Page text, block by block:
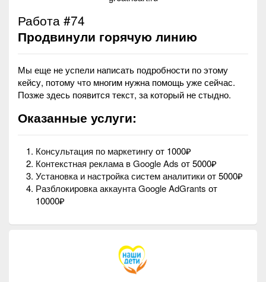
Работа #74
Продвинули горячую линию
Мы еще не успели написать подробности по этому
кейсу, потому что многим нужна помощь уже сейчас.
Позже здесь появится текст, за который не стыдно.
Оказанные услуги:
Консультация по маркетингуот 1000₽
Контекстная реклама в Google Ads от 5000₽
Установка и настройка систем аналитикиот 5000₽
Разблокировка аккаунта Google AdGrants от
10000₽